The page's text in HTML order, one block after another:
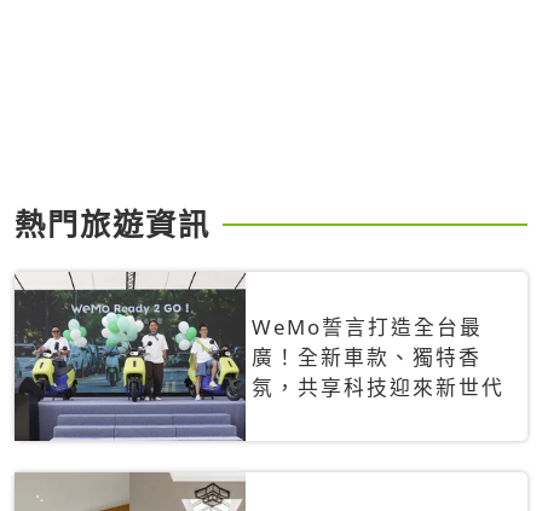
熱門旅遊資訊
WeMo誓言打造全台最
廣！全新車款、獨特香
氛，共享科技迎來新世代